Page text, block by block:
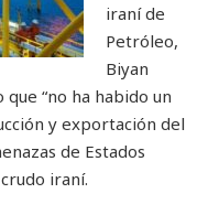
iraní de
Petróleo,
Biyan
“no ha habido un
y exportación del
de Estados
iraní.